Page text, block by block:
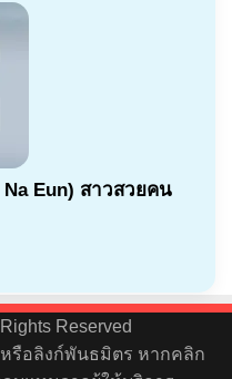
Eun) สาวสวยคน
Reserved
รือลิงก์พันธมิตร หากคลิก